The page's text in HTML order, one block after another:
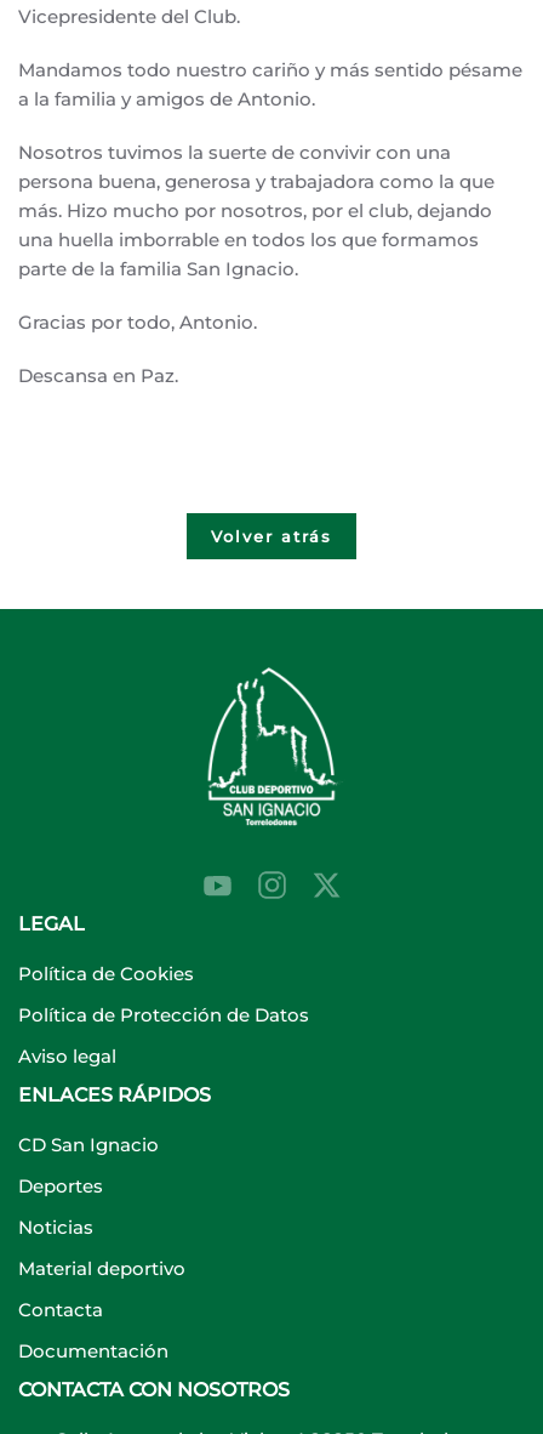
Vicepresidente del Club.
Mandamos todo nuestro cariño y más sentido pésame
a la familia y amigos de Antonio.
Nosotros tuvimos la suerte de convivir con una
persona buena, generosa y trabajadora como la que
más. Hizo mucho por nosotros, por el club, dejando
una huella imborrable en todos los que formamos
parte de la familia San Ignacio.
Gracias por todo, Antonio.
Descansa en Paz.
Volver atrás
LEGAL
Política de Cookies
Política de Protección de Datos
Aviso legal
ENLACES RÁPIDOS
CD San Ignacio
Deportes
Noticias
Material deportivo
Contacta
Documentación
CONTACTA CON NOSOTROS